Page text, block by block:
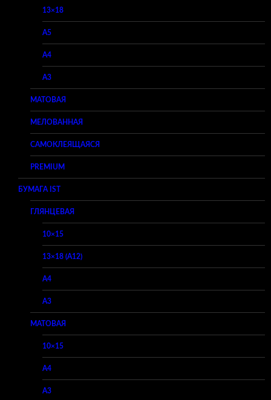
13×18
A5
A4
A3
МАТОВАЯ
МЕЛОВАННАЯ
САМОКЛЕЯЩАЯСЯ
PREMIUM
БУМАГА IST
ГЛЯНЦЕВАЯ
10×15
13×18 (A12)
A4
A3
МАТОВАЯ
10×15
A4
A3